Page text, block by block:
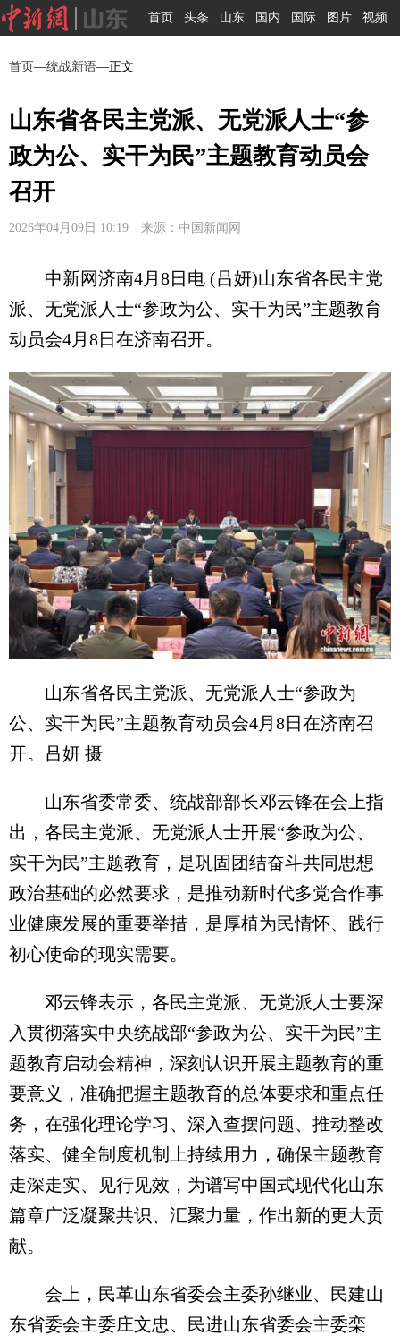
首页 头条 山东 国内 国际 图片 视频
首页—统战新语—正文
山东省各民主党派、无党派人士“参
政为公、实干为民”主题教育动员会
召开
2026年04月09日 10:19 来源：中国新闻网
中新网济南4月8日电 (吕妍)山东省各民主党
派、无党派人士“参政为公、实干为民”主题教育
动员会4月8日在济南召开。
山东省各民主党派、无党派人士“参政为
公、实干为民”主题教育动员会4月8日在济南召
开。吕妍 摄
山东省委常委、统战部部长邓云锋在会上指
出，各民主党派、无党派人士开展“参政为公、
实干为民”主题教育，是巩固团结奋斗共同思想
政治基础的必然要求，是推动新时代多党合作事
业健康发展的重要举措，是厚植为民情怀、践行
初心使命的现实需要。
邓云锋表示，各民主党派、无党派人士要深
入贯彻落实中央统战部“参政为公、实干为民”主
题教育启动会精神，深刻认识开展主题教育的重
要意义，准确把握主题教育的总体要求和重点任
务，在强化理论学习、深入查摆问题、推动整改
落实、健全制度机制上持续用力，确保主题教育
走深走实、见行见效，为谱写中国式现代化山东
篇章广泛凝聚共识、汇聚力量，作出新的更大贡
献。
会上，民革山东省委会主委孙继业、民建山
东省委会主委庄文忠、民进山东省委会主委栾